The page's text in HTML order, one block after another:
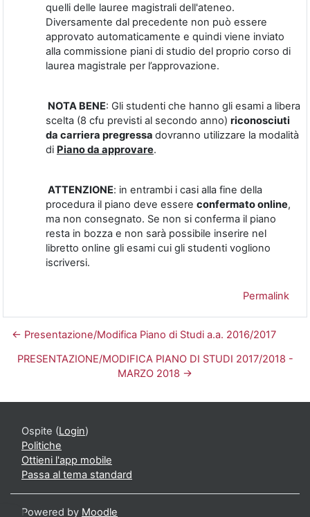
quelli delle lauree magistrali dell'ateneo.
Diversamente dal precedente non può essere
approvato automaticamente e quindi viene inviato
alla commissione piani di studio del proprio corso di
laurea magistrale per l’approvazione.
NOTA BENE: Gli studenti che hanno gli esami a libera
scelta (8 cfu previsti al secondo anno) riconosciuti
da carriera pregressa dovranno utilizzare la modalità
di Piano da approvare.
ATTENZIONE: in entrambi i casi alla fine della
procedura il piano deve essere confermato online,
ma non consegnato. Se non si conferma il piano
resta in bozza e non sarà possibile inserire nel
libretto online gli esami cui gli studenti vogliono
iscriversi.
Permalink
← Presentazione/Modifica Piano di Studi a.a. 2016/2017
PRESENTAZIONE/MODIFICA PIANO DI STUDI 2017/2018 -
MARZO 2018 →
Ospite (Login)
Politiche
Ottieni l'app mobile
Passa al tema standard
Powered by Moodle